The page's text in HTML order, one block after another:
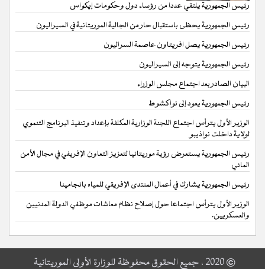
رئيس الجمهورية يلتقي عددا من رؤساء دول وحكومات إيكواس
رئيس الجمهورية يحظى باستقبال حار من الجالية الموريتانية في السيراليون
رئيس الجمهورية يصل افريتاون عاصمة السراليون
رئيس الجمهورية يتوجه إلى السيراليون
البيان الصادر بعد اجتماع مجلس الوزراء
رئيس الجمهورية يعود إلى نواكشوط
الوزير الأول يترأس اجتماع اللجنة الوزارية المكلفة بإعداد وتنفيذ البرنامج التنموي
لولاية داخلت نواذيبو
رئيس الجمهورية يستعرض رؤية موريتانيا لتعزيز التعاون الإفريفي في مجال الأمن
المائي
رئيس الجمهورية يشارك في أعمال المنتدى الإفريقي للمياه بانجامينا
الوزير الأول يترأس اجتماعا حول إصلاح نظام معاشات موظفي الدولة المدنيين
والعسكريين.
© 2020 ، جميع الحقوق محفوظة للوزارة الأولى الموريتانية